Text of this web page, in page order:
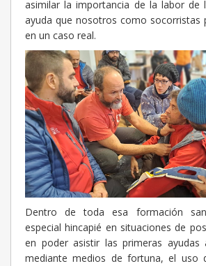
asimilar la importancia de la labor de
ayuda que nosotros como socorristas
en un caso real.
Dentro de toda esa formación
especial hincapié en situaciones de
en poder asistir las primeras ayudas
mediante medios de fortuna, el uso